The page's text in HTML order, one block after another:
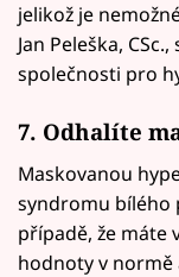
jelikož je
Jan Peleška,
společnosti pro
7. Odhalíte
Maskovanou
syndromu bílého
případě, že máte
hodnoty v